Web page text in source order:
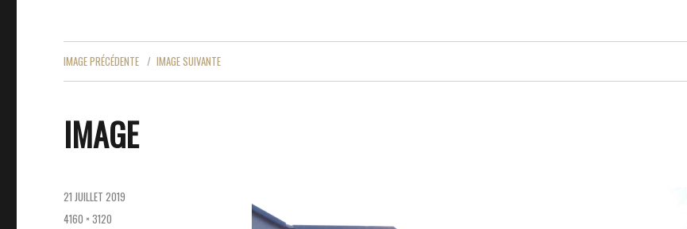
IMAGE PRÉCÉDENTE IMAGE SUIVANTE
IMAGE
PUBLIÉ
LE
21 JUILLET 2019
TAILLE
4160 × 3120